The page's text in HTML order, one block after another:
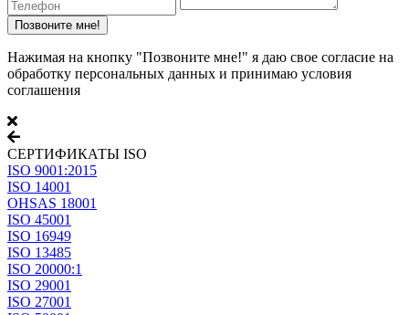
Нажимая на кнопку "Позвоните мне!" я даю свое согласие на
обработку персональных данных и принимаю условия
соглашения
СЕРТИФИКАТЫ ISO
ISO 9001:2015
ISO 14001
OHSAS 18001
ISO 45001
ISO 16949
ISO 13485
ISO 20000:1
ISO 29001
ISO 27001